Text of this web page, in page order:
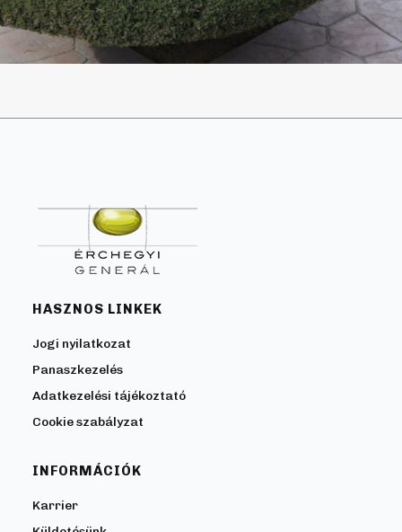
HASZNOS LINKEK
Jogi nyilatkozat
Panaszkezelés
Adatkezelési tájékoztató
Cookie szabályzat
INFORMÁCIÓK
Karrier